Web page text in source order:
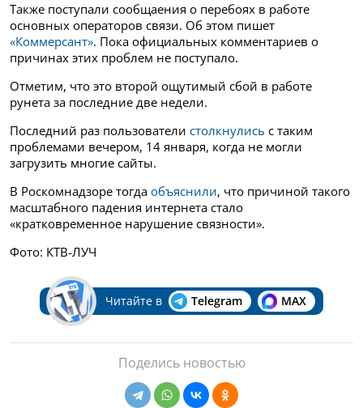
Также поступали сообщаения о перебоях в работе
основных операторов связи. Об этом пишет
«Коммерсант». Пока официальных комментариев о
причинах этих проблем не поступало.
Отметим, что это второй ощутимый сбой в работе
рунета за последние две недели.
Последний раз пользователи столкнулись с таким
проблемами вечером, 14 января, когда не могли
загрузить многие сайты.
В Роскомнадзоре тогда объяснили, что причиной такого
масштабного падения интернета стало
«кратковременное нарушение связности».
Фото: КТВ-ЛУЧ
Читайте в Telegram MAX
Поделись новостью